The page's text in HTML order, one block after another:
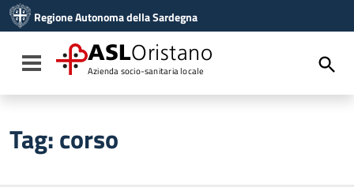
Vai al menu di navigazione
Vai al footer
Regione Autonoma della Sardegna
Toggle navigation
ASLOristano
Azienda socio-sanitaria locale
Tag:corso